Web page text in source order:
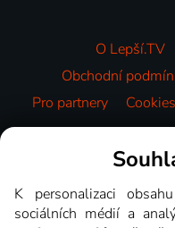
O Lepší.TV
Obchodní
Pro partnery
Cookies
K personalizaci
sociálních médií a